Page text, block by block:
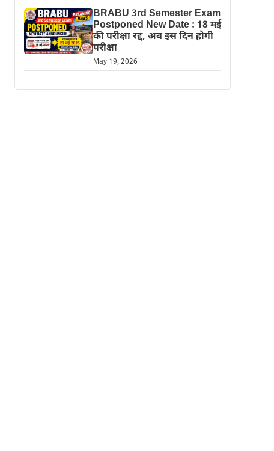
BRABU 3rd Semester Exam
Postponed New Date : 18 मई
की परीक्षा रद्द, अब इस दिन होगी
परीक्षा
May 19, 2026